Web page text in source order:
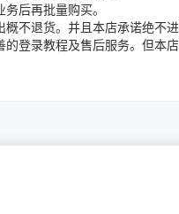
后再批量购买。
不退货。并且本店承诺绝不
的登录教程及售后服务。但本